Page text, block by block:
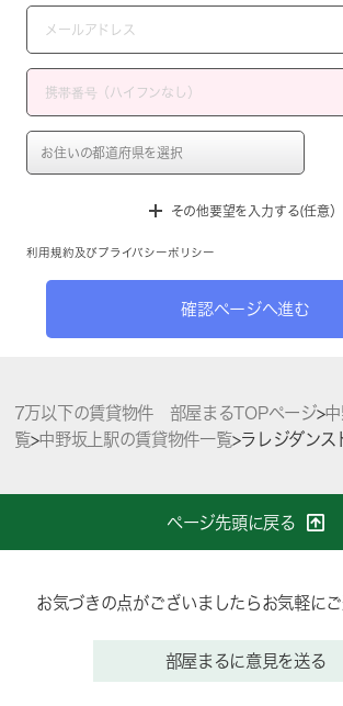
その他要望を入力する(任意）
利用規約 及び プライバシーポリシー
確認ページへ進む
7万以下の賃貸物件 部屋まるTOPページ>
覧>中野坂上駅の賃貸物件一覧>ラレジダンス
ページ先頭に戻る
お気づきの点がございましたらお気軽にご
部屋まるに意見を送る